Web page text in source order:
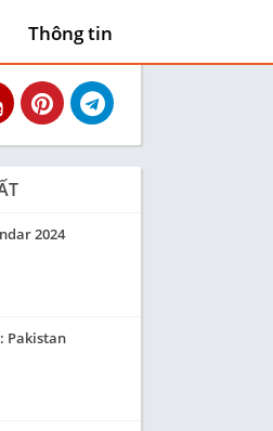
Thông tin
2024
Pakistan